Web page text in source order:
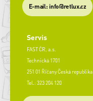
E-mail: info@retlux.cz
Servis
FAST ČR, a.s.
Technická 1701
251 01 Říčany Česká republika
Tel.: 323 204 120